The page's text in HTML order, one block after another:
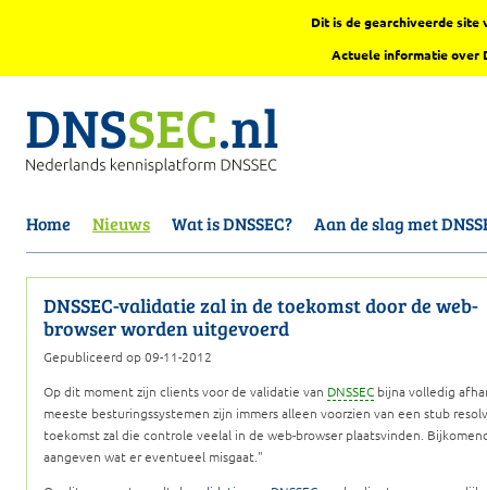
Dit is de gearchiveerde site
Actuele informatie over
Home Nieuws Wat is DNSSEC? Aan de slag met
DNSSEC-validatie zal in de toekomst door de web-
browser worden uitgevoerd
Gepubliceerd op 09-11-2012
Op dit moment zijn clients voor de validatie van DNSSEC bijna volledig
meeste besturingssystemen zijn immers alleen voorzien van een stub
toekomst zal die controle veelal in de web-browser plaatsvinden.
aangeven wat er eventueel misgaat.